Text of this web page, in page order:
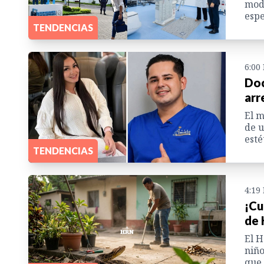
TENDENCIAS
TENDENCIAS
6:00
El
de
4:19
de
El